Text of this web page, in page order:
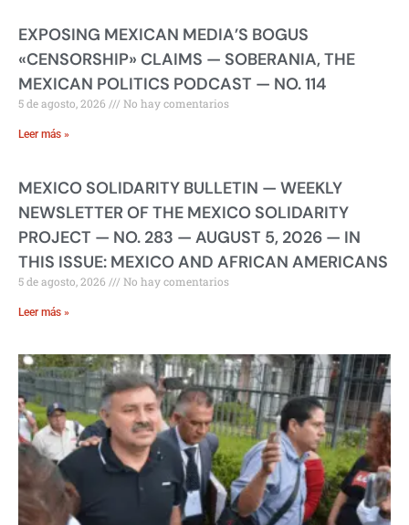
EXPOSING MEXICAN MEDIA’S BOGUS
«CENSORSHIP» CLAIMS — SOBERANIA, THE
MEXICAN POLITICS PODCAST — NO. 114
5 de agosto, 2026 No hay comentarios
Leer más »
MEXICO SOLIDARITY BULLETIN — WEEKLY
NEWSLETTER OF THE MEXICO SOLIDARITY
PROJECT — NO. 283 — AUGUST 5, 2026 — IN
THIS ISSUE: MEXICO AND AFRICAN AMERICANS
5 de agosto, 2026 No hay comentarios
Leer más »